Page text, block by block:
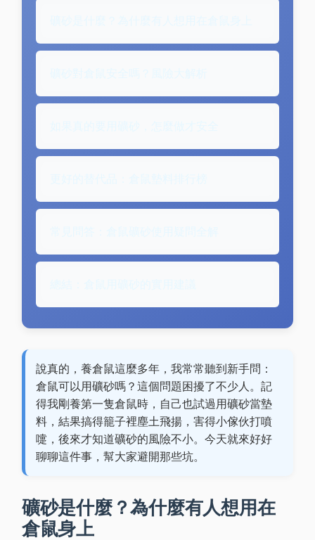
說真的，養倉鼠這麼多年，我常常聽到新手問：
倉鼠可以用礦砂嗎？這個問題困擾了不少人。記
得我剛養第一隻倉鼠時，自己也試過用礦砂當墊
料，結果搞得籠子裡塵土飛揚，害得小傢伙打噴
嚏，後來才知道礦砂的風險不小。今天就來好好
聊聊這件事，幫大家避開那些坑。
礦砂是什麼？為什麼有人想用在
倉鼠身上